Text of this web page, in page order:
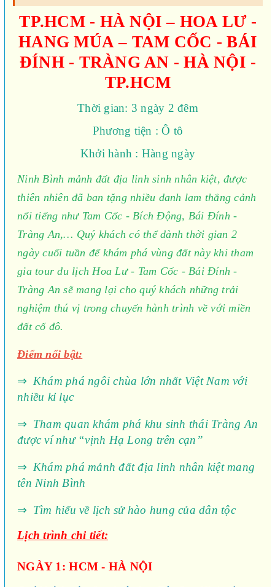
TP.HCM - HÀ NỘI – HOA LƯ -
HANG MÚA – TAM CỐC - BÁI
ĐÍNH - TRÀNG AN - HÀ NỘI -
TP.HCM
Thời gian: 3 ngày 2 đêm
Phương tiện : Ô tô
Khởi hành : Hàng ngày
Ninh Bình mảnh đất địa linh sinh nhân kiệt, được
thiên nhiên đã ban tặng nhiều danh lam thắng cảnh
nổi tiếng như Tam Cốc - Bích Động, Bái Đính -
Tràng An,… Quý khách có thể dành thời gian 2
ngày cuối tuần để khám phá vùng đất này khi tham
gia tour du lịch Hoa Lư - Tam Cốc - Bái Đính -
Tràng An sẽ mang lại cho quý khách những trải
nghiệm thú vị trong chuyến hành trình về với miền
đất cố đô.
Điểm nổi bật:
⇒ Khám phá ngôi chùa lớn nhất Việt Nam với
nhiều kỉ lục
⇒ Tham quan khám phá khu sinh thái Tràng An
được ví như “vịnh Hạ Long trên cạn”
⇒ Khám phá mảnh đất địa linh nhân kiệt mang
tên Ninh Bình
⇒ Tìm hiểu về lịch sử hào hung của dân tộc
Lịch trình chi tiết:
NGÀY 1: HCM - HÀ NỘI